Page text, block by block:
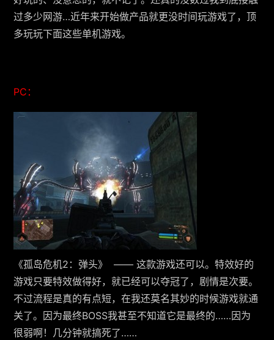
过多少网游…近年来开始做产品就更没时间玩游戏了，顶
多玩玩下面这些单机游戏。
PC：
《孤岛危机2：弹头》 —— 这款游戏还可以。特效好的
游戏只要特效做得好，就已经可以夺冠了，剧情是次要。
不过流程是真的有点短，在我还莫名其妙的时候游戏就通
关了。因为最终BOSS我甚至不知道它是最终的……因为
很弱啊！几分钟就搞死了……